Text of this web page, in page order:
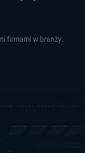
firmami w branży.